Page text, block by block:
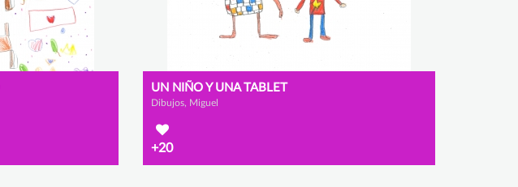
UN NIÑO Y UNA TABLET
Dibujos, Miguel
+20